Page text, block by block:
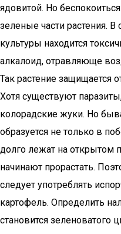
ядовитой. Но
зеленые части растения. В
культуры находится
алкалоид, отравляюще
Так растение защищается
Хотя существуют
колорадские жуки. Но
образуется не только в
долго лежат на открытом
начинают прорастать.
следует употреблять
картофель. Определить
становится зеленоватого